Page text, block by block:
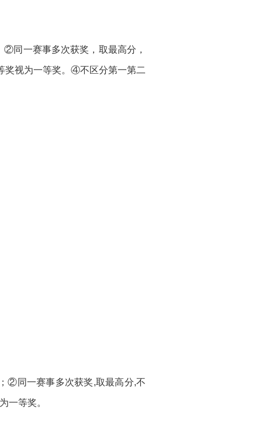
同一赛事多次获奖，取最高分，
奖视为一等奖。④不区分第一第二
②同一赛事多次获奖,取最高分,不
一等奖。